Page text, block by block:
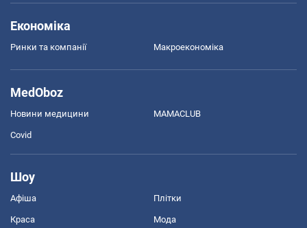
Економіка
Ринки та компанії Макроекономіка
MedOboz
Новини медицини MAMACLUB
Covid
Шоу
Афіша Плітки
Краса Мода